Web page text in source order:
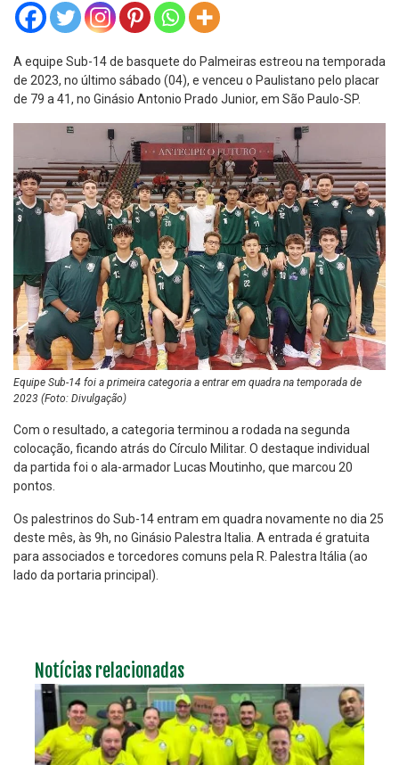
A equipe Sub-14 de basquete do Palmeiras estreou na temporada
de 2023, no último sábado (04), e venceu o Paulistano pelo placar
de 79 a 41, no Ginásio Antonio Prado Junior, em São Paulo-SP.
Equipe Sub-14 foi a primeira categoria a entrar em quadra na temporada de
2023 (Foto: Divulgação)
Com o resultado, a categoria terminou a rodada na segunda
colocação, ficando atrás do Círculo Militar. O destaque individual
da partida foi o ala-armador Lucas Moutinho, que marcou 20
pontos.
Os palestrinos do Sub-14 entram em quadra novamente no dia 25
deste mês, às 9h, no Ginásio Palestra Italia. A entrada é gratuita
para associados e torcedores comuns pela R. Palestra Itália (ao
lado da portaria principal).
Notícias relacionadas